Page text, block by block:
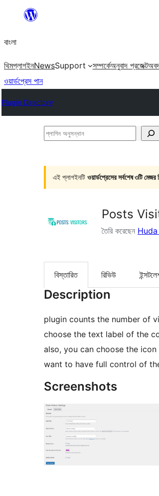
যান
বাংলা
থিমপ্লাগইনNewsSupport সম্পর্কেঅনুবাদ প্রজেক্ট
ওয়ার্ডপ্রেস পান
Plugin Directory
প্লাগিন
এই প্লাগইনটি ওয়ার্ডপ্রেসের সর্বশেষ ৩টি মেজর
Posts
তৈরি করেছেন
বিস্তারিত রিভিউ
Description
plugin counts the number of
choose the text label of the
also, you can choose the
want to have full control of
Screenshots